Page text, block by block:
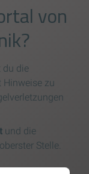
von
du die
zu
und die
Stelle.